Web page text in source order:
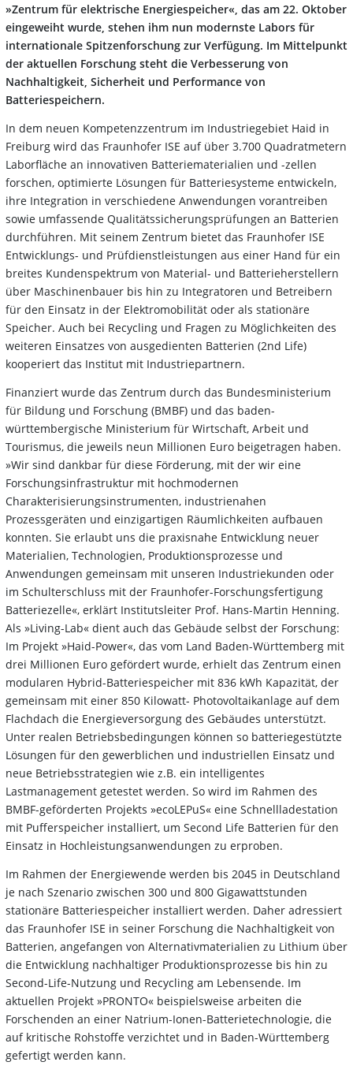
»Zentrum für elektrische Energiespeicher«, das am 22. Oktober
eingeweiht wurde, stehen ihm nun modernste Labors für
internationale Spitzenforschung zur Verfügung. Im Mittelpunkt
der aktuellen Forschung steht die Verbesserung von
Nachhaltigkeit, Sicherheit und Performance von
Batteriespeichern.
In dem neuen Kompetenzzentrum im Industriegebiet Haid in
Freiburg wird das Fraunhofer ISE auf über 3.700 Quadratmetern
Laborfläche an innovativen Batteriematerialien und -zellen
forschen, optimierte Lösungen für Batteriesysteme entwickeln,
ihre Integration in verschiedene Anwendungen vorantreiben
sowie umfassende Qualitätssicherungsprüfungen an Batterien
durchführen. Mit seinem Zentrum bietet das Fraunhofer ISE
Entwicklungs- und Prüfdienstleistungen aus einer Hand für ein
breites Kundenspektrum von Material- und Batterieherstellern
über Maschinenbauer bis hin zu Integratoren und Betreibern
für den Einsatz in der Elektromobilität oder als stationäre
Speicher. Auch bei Recycling und Fragen zu Möglichkeiten des
weiteren Einsatzes von ausgedienten Batterien (2nd Life)
kooperiert das Institut mit Industriepartnern.
Finanziert wurde das Zentrum durch das Bundesministerium
für Bildung und Forschung (BMBF) und das baden-
württembergische Ministerium für Wirtschaft, Arbeit und
Tourismus, die jeweils neun Millionen Euro beigetragen haben.
»Wir sind dankbar für diese Förderung, mit der wir eine
Forschungsinfrastruktur mit hochmodernen
Charakterisierungsinstrumenten, industrienahen
Prozessgeräten und einzigartigen Räumlichkeiten aufbauen
konnten. Sie erlaubt uns die praxisnahe Entwicklung neuer
Materialien, Technologien, Produktionsprozesse und
Anwendungen gemeinsam mit unseren Industriekunden oder
im Schulterschluss mit der Fraunhofer-Forschungsfertigung
Batteriezelle«, erklärt Institutsleiter Prof. Hans-Martin Henning.
Als »Living-Lab« dient auch das Gebäude selbst der Forschung:
Im Projekt »Haid-Power«, das vom Land Baden-Württemberg mit
drei Millionen Euro gefördert wurde, erhielt das Zentrum einen
modularen Hybrid-Batteriespeicher mit 836 kWh Kapazität, der
gemeinsam mit einer 850 Kilowatt- Photovoltaikanlage auf dem
Flachdach die Energieversorgung des Gebäudes unterstützt.
Unter realen Betriebsbedingungen können so batteriegestützte
Lösungen für den gewerblichen und industriellen Einsatz und
neue Betriebsstrategien wie z.B. ein intelligentes
Lastmanagement getestet werden. So wird im Rahmen des
BMBF-geförderten Projekts »ecoLEPuS« eine Schnellladestation
mit Pufferspeicher installiert, um Second Life Batterien für den
Einsatz in Hochleistungsanwendungen zu erproben.
Im Rahmen der Energiewende werden bis 2045 in Deutschland
je nach Szenario zwischen 300 und 800 Gigawattstunden
stationäre Batteriespeicher installiert werden. Daher adressiert
das Fraunhofer ISE in seiner Forschung die Nachhaltigkeit von
Batterien, angefangen von Alternativmaterialien zu Lithium über
die Entwicklung nachhaltiger Produktionsprozesse bis hin zu
Second-Life-Nutzung und Recycling am Lebensende. Im
aktuellen Projekt »PRONTO« beispielsweise arbeiten die
Forschenden an einer Natrium-Ionen-Batterietechnologie, die
auf kritische Rohstoffe verzichtet und in Baden-Württemberg
gefertigt werden kann.